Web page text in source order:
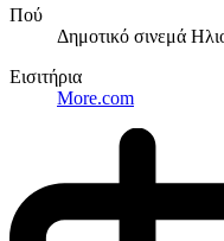
Πού
Δημοτικό σινεμά
Εισιτήρια
More.com